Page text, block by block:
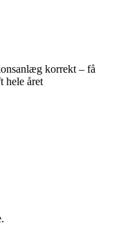
korrekt – få
hele året